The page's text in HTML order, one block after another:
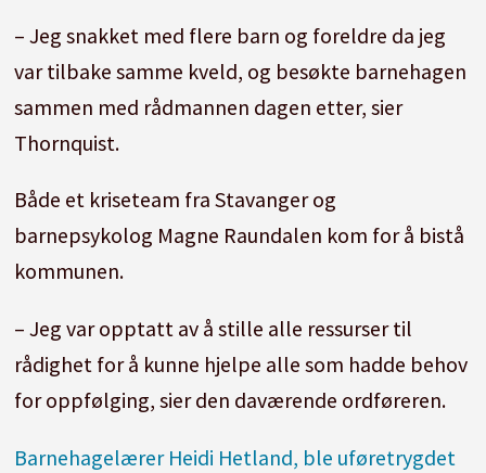
– Jeg snakket med flere barn og foreldre da jeg
var tilbake samme kveld, og besøkte barnehagen
sammen med rådmannen dagen etter, sier
Thornquist.
Både et kriseteam fra Stavanger og
barnepsykolog Magne Raundalen kom for å bistå
kommunen.
– Jeg var opptatt av å stille alle ressurser til
rådighet for å kunne hjelpe alle som hadde behov
for oppfølging, sier den daværende ordføreren.
Barnehagelærer Heidi Hetland, ble uføretrygdet